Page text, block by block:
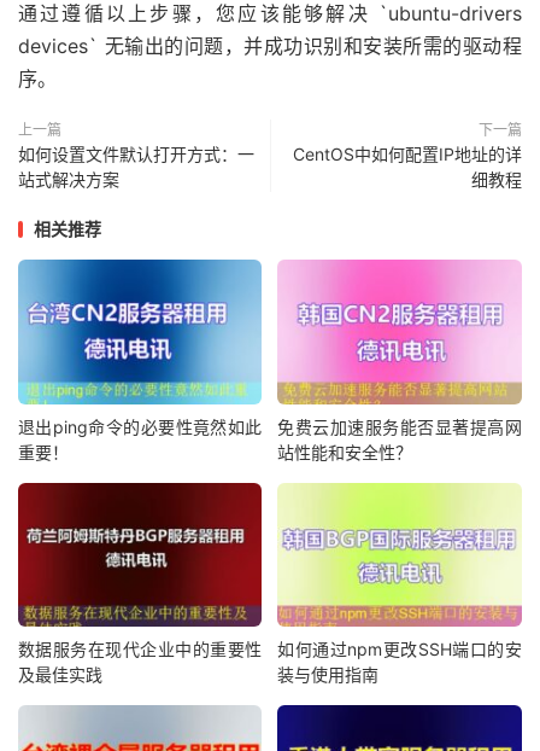
通过遵循以上步骤，您应该能够解决 `ubuntu-drivers
devices` 无输出的问题，并成功识别和安装所需的驱动程
序。
上一篇
如何设置文件默认打开方式：一
站式解决方案
下一篇
CentOS中如何配置IP地址的详
细教程
相关推荐
退出ping命令的必要性竟然如此
重要！
免费云加速服务能否显著提高网
站性能和安全性？
数据服务在现代企业中的重要性
及最佳实践
如何通过npm更改SSH端口的安
装与使用指南